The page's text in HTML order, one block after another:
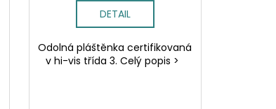
DETAIL
Odolná pláštěnka certifikovaná
v hi-vis třída 3. Celý popis >